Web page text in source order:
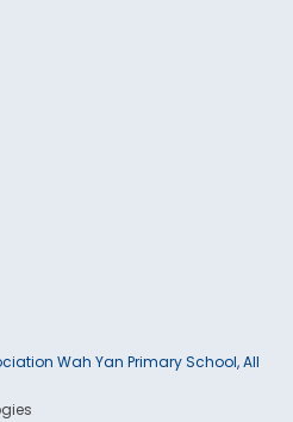
Wah Yan Primary School, All